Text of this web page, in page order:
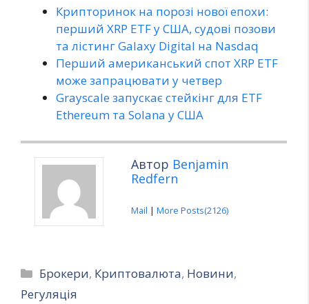
Крипторинок на порозі нової епохи:
перший XRP ETF у США, судові позови
та лістинг Galaxy Digital на Nasdaq
Перший американський спот XRP ETF
може запрацювати у четвер
Grayscale запускає стейкінг для ETF
Ethereum та Solana у США
Автор Benjamin
Redfern
Mail | More Posts(2126)
Категорії
Брокери, Криптовалюта, Новини,
Регуляція